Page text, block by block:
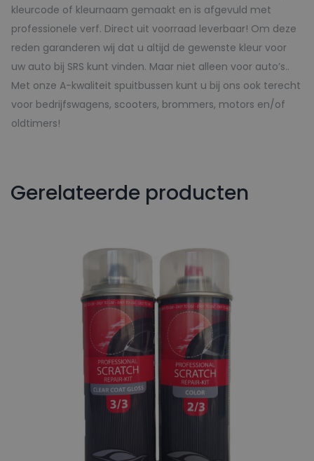
kleurcode of kleurnaam gemaakt en is afgevuld met
professionele verf. Direct uit voorraad leverbaar! Om deze
reden garanderen wij dat u altijd de gewenste kleur voor
uw auto bij SRS kunt vinden. Maar niet alleen voor auto’s..
Met onze A-kwaliteit spuitbussen kunt u bij ons ook terecht
voor bedrijfswagens, scooters, brommers, motors en/of
oldtimers!
Gerelateerde producten